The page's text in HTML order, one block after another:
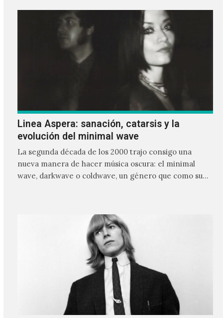
Linea Aspera: sanación, catarsis y la
evolución del minimal wave
La segunda década de los 2000 trajo consigo una
nueva manera de hacer música oscura: el minimal
wave, darkwave o coldwave, un género que como su